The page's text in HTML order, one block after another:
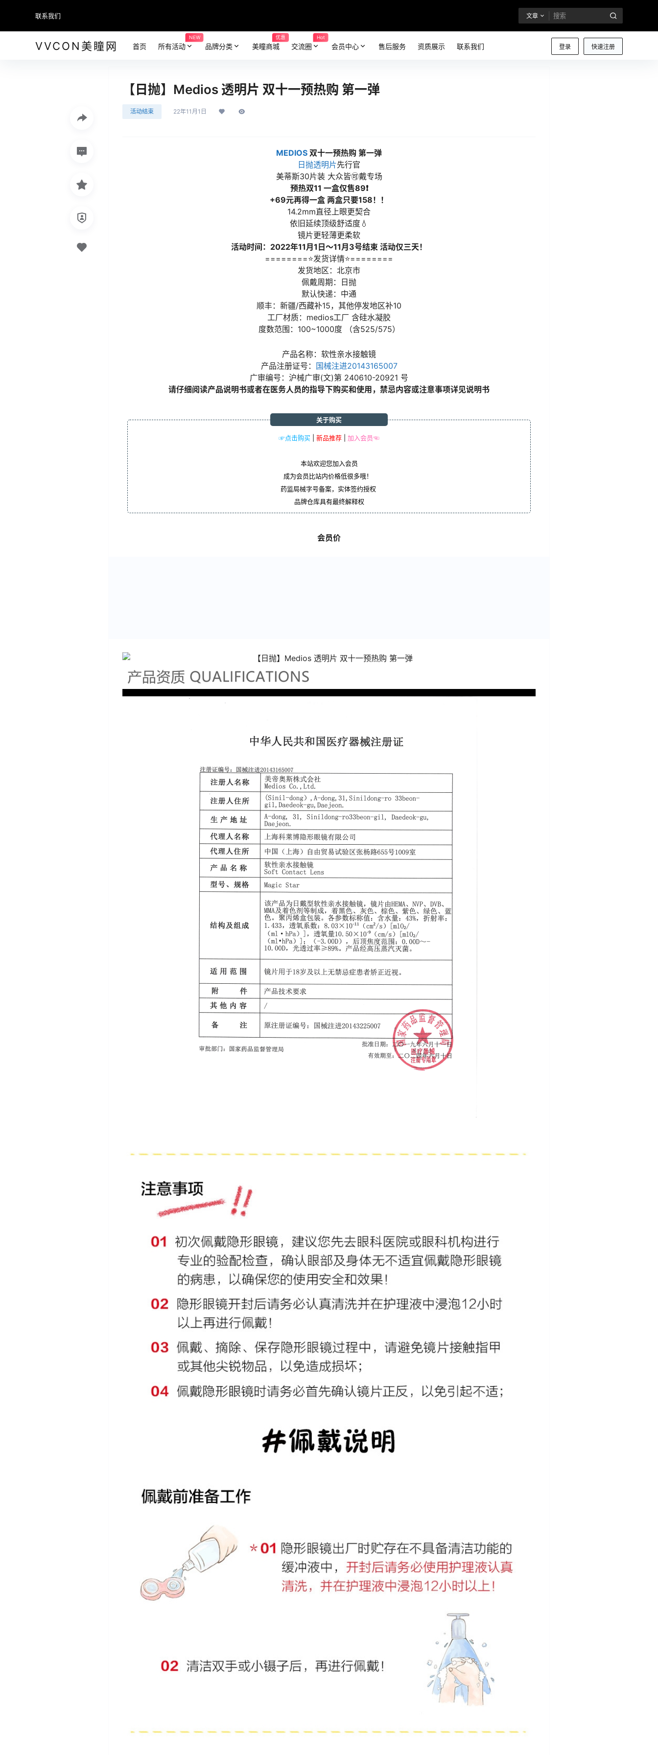
联系我们 文章
VVCON美瞳网 登录 快速注册
首页 所有活动
NEW
品牌分类 美瞳商城
优惠
交流圈
Hot
会员中心 售后服务 资质展示 联系我们
【日抛】Medios 透明片 双十一预热购 第一弹
活动结束 22年11月1日
MEDIOS 双十一预热购 第一弹
日抛透明片先行官
美蒂斯30片装 大众皆🉑戴专场
预热双11 一盒仅售89❗
+69元再得一盒 两盒只要158！！
14.2mm直径上眼更契合
依旧延续顶级舒适度💧
镜片更轻薄更柔软
活动时间：2022年11月1日～11月3号结束 活动仅三天！
========⭐发货详情⭐========
发货地区：北京市
佩戴周期：日抛
默认快递：中通
顺丰：新疆/西藏补15，其他停发地区补10
工厂材质：medios工厂 含硅水凝胶
度数范围：100~1000度 （含525/575）
产品名称：软性亲水接触镜
产品注册证号：
国械注进20143165007
广审编号：沪械广审(文)第 240610-20921 号
请仔细阅读产品说明书或者在医务人员的指导下购买和使用，禁忌内容或注意事项详见说明书
☞点击购买 新品推荐 加入会员☜
关于购买
本站欢迎您加入会员
成为会员比站内价格低很多哦！
药监局械字号备案，实体签约授权
品牌仓库具有最终解释权
会员价